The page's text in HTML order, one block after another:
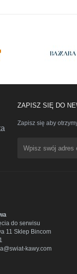
ZAPISZ SIĘ DO
Zapisz się aby
do serwisu
11 Sklep Bincom
kawy.com